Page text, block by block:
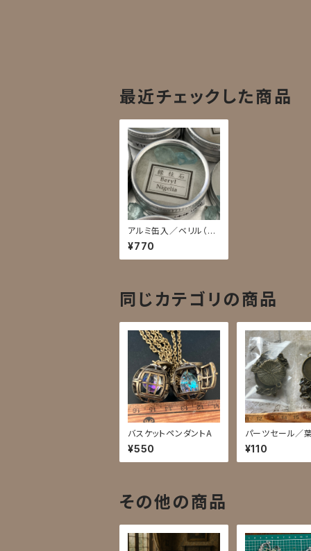
最近チェックした商品
アルミ缶入／ベリル（セ
ール）
¥770
同じカテゴリの商品
バスケットペンダントA
¥550
パーツセール／
丸枠
¥110
その他の商品